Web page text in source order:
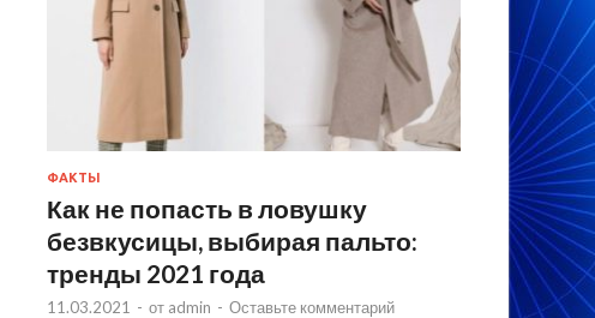
ФАКТЫ
Как не попасть в ловушку
безвкусицы, выбирая пальто:
тренды 2021 года
11.03.2021 - от admin - Оставьте комментарий